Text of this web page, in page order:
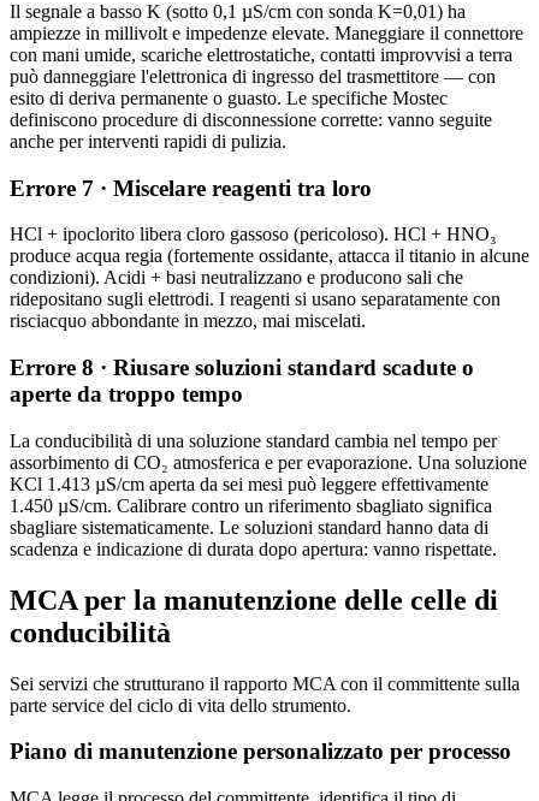
Il segnale a basso K (sotto 0,1 µS/cm con sonda K=0,01) ha
ampiezze in millivolt e impedenze elevate. Maneggiare il connettore
con mani umide, scariche elettrostatiche, contatti improvvisi a terra
può danneggiare l'elettronica di ingresso del trasmettitore — con
esito di deriva permanente o guasto. Le specifiche Mostec
definiscono procedure di disconnessione corrette: vanno seguite
anche per interventi rapidi di pulizia.
Errore 7 · Miscelare reagenti tra loro
HCl + ipoclorito libera cloro gassoso (pericoloso). HCl + HNO₃
produce acqua regia (fortemente ossidante, attacca il titanio in alcune
condizioni). Acidi + basi neutralizzano e producono sali che
ridepositano sugli elettrodi. I reagenti si usano separatamente con
risciacquo abbondante in mezzo, mai miscelati.
Errore 8 · Riusare soluzioni standard scadute o
aperte da troppo tempo
La conducibilità di una soluzione standard cambia nel tempo per
assorbimento di CO₂ atmosferica e per evaporazione. Una soluzione
KCl 1.413 µS/cm aperta da sei mesi può leggere effettivamente
1.450 µS/cm. Calibrare contro un riferimento sbagliato significa
sbagliare sistematicamente. Le soluzioni standard hanno data di
scadenza e indicazione di durata dopo apertura: vanno rispettate.
MCA per la manutenzione delle celle di
conducibilità
Sei servizi che strutturano il rapporto MCA con il committente sulla
parte service del ciclo di vita dello strumento.
Piano di manutenzione personalizzato per processo